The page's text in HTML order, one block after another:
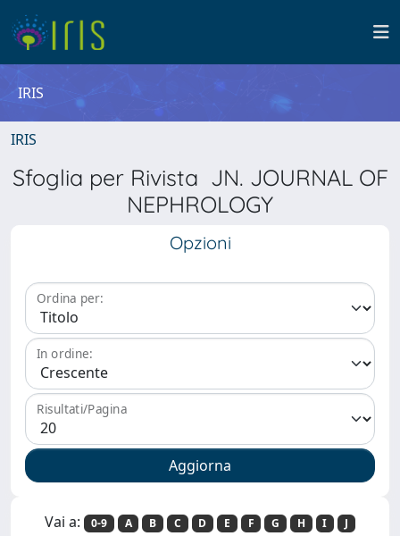
IRIS
IRIS
Sfoglia per Rivista JN. JOURNAL OF
NEPHROLOGY
Opzioni
Ordina per:
In ordine:
Risultati/Pagina
Vai a: 0-9 A B C D E F G H I
J